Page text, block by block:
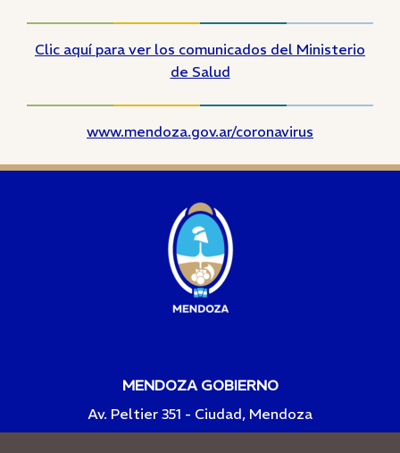
Clic aquí para ver los comunicados del Ministerio
de Salud
www.mendoza.gov.ar/coronavirus
MENDOZA GOBIERNO
Av. Peltier 351 - Ciudad, Mendoza